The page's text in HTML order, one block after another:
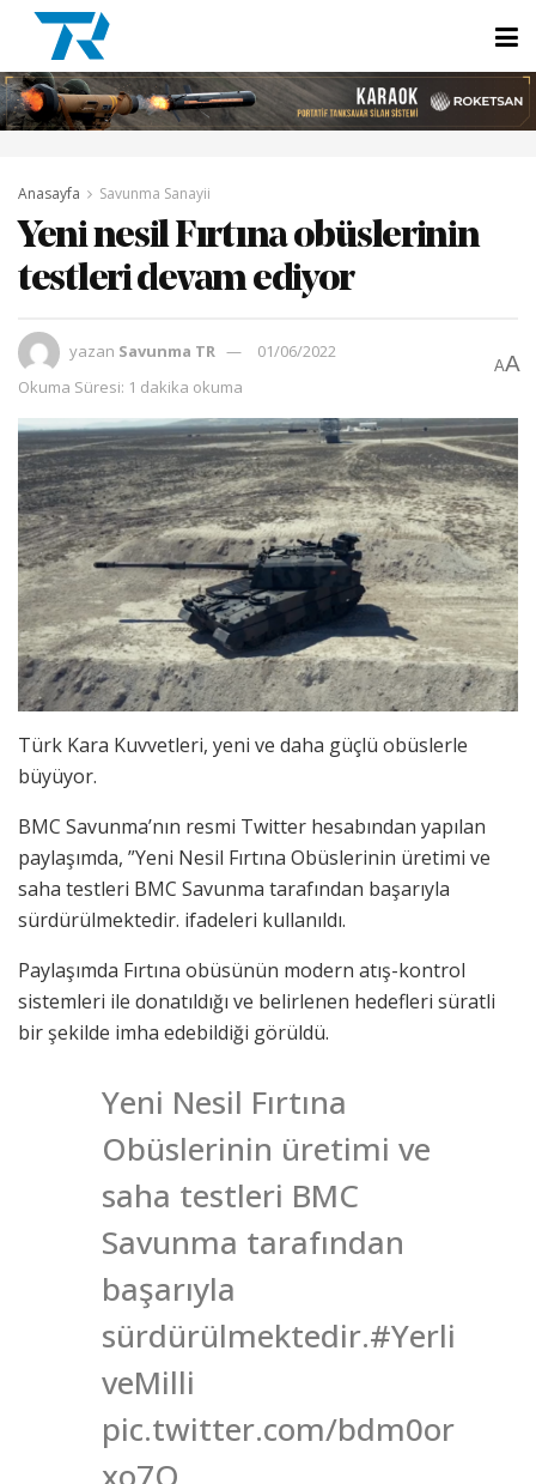
Anasayfa Savunma Sanayii
Yeni nesil Fırtına obüslerinin
testleri devam ediyor
yazan Savunma TR
01/06/2022
Okuma Süresi: 1 dakika okuma
AA
Türk Kara Kuvvetleri, yeni ve daha güçlü obüslerle
büyüyor.
BMC Savunma’nın resmi Twitter hesabından yapılan
paylaşımda, ”Yeni Nesil Fırtına Obüslerinin üretimi ve
saha testleri BMC Savunma tarafından başarıyla
sürdürülmektedir. ifadeleri kullanıldı.
Paylaşımda Fırtına obüsünün modern atış-kontrol
sistemleri ile donatıldığı ve belirlenen hedefleri süratli
bir şekilde imha edebildiği görüldü.
Yeni Nesil Fırtına
Obüslerinin üretimi ve
saha testleri BMC
Savunma tarafından
başarıyla
sürdürülmektedir.#Yerli
veMilli
pic.twitter.com/bdm0or
xo7Q